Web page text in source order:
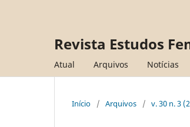
Revista Estudos
Atual Arquivos Notícias
Início / Arquivos / v. 30 n. 3